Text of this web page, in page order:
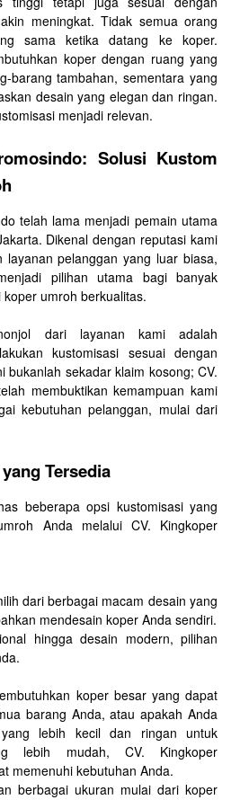
meningkat. Tidak semua orang
sama ketika datang ke koper.
koper dengan ruang yang
barang tambahan, sementara yang
desain yang elegan dan ringan.
menjadi relevan.
Solusi Kustom
telah lama menjadi pemain utama
Dikenal dengan reputasi kami
layanan pelanggan yang luar biasa,
pilihan utama bagi banyak
umroh berkualitas.
dari layanan kami adalah
kustomisasi sesuai dengan
bukanlah sekadar klaim kosong; CV.
membuktikan kemampuan kami
kebutuhan pelanggan, mulai dari
Tersedia
beberapa opsi kustomisasi yang
Anda melalui CV. Kingkoper
dari berbagai macam desain yang
mendesain koper Anda sendiri.
hingga desain modern, pilihan
koper besar yang dapat
barang Anda, atau apakah Anda
lebih kecil dan ringan untuk
lebih mudah, CV. Kingkoper
memenuhi kebutuhan Anda.
berbagai ukuran mulai dari koper